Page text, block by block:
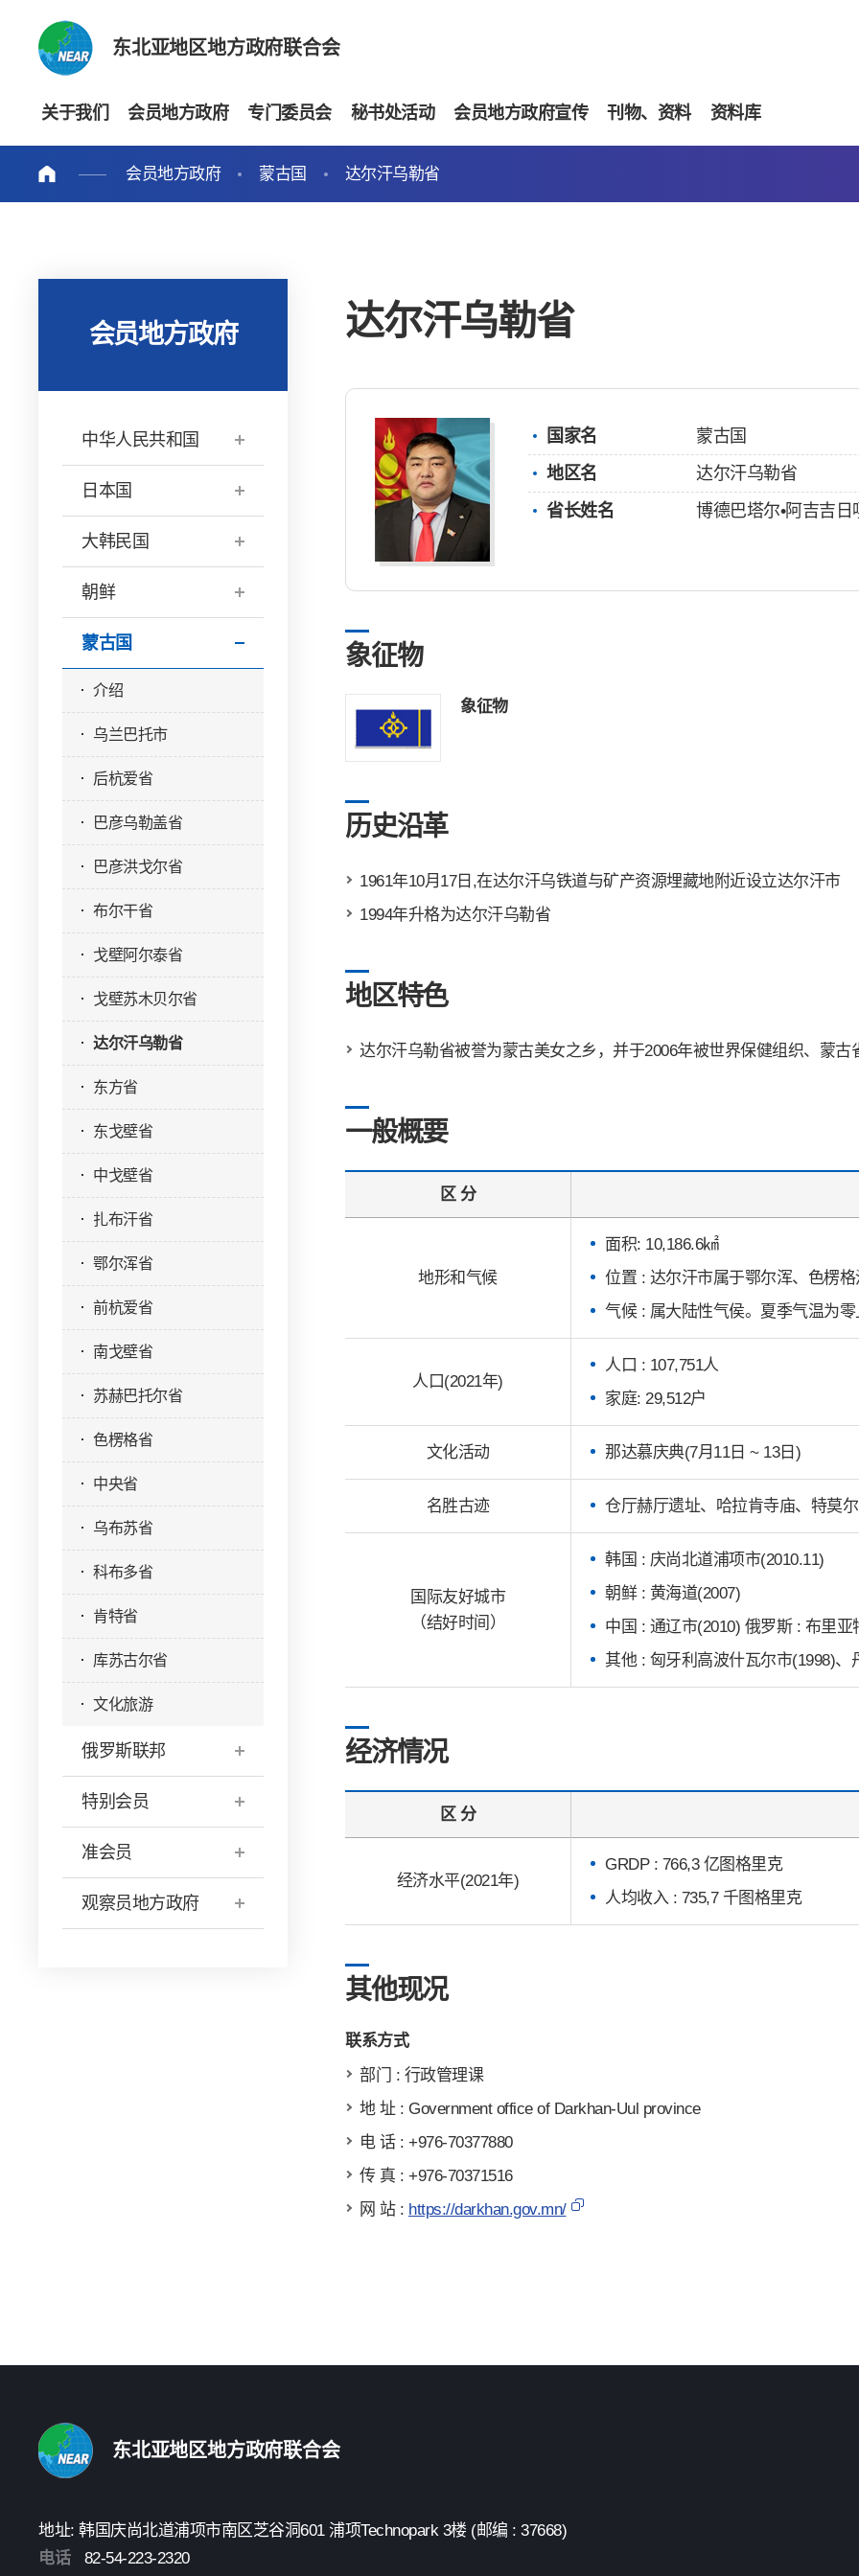
东北亚地区地方政府联合会
关于我们 会员地方政府 专门委员会 秘书处活动 会员地方政府宣传 刊物、资料 资料库
会员地方政府 蒙古国 达尔汗乌勒省
会员地方政府
中华人民共和国
日本国
大韩民国
朝鲜
蒙古国
介绍
乌兰巴托市
后杭爱省
巴彦乌勒盖省
巴彦洪戈尔省
布尔干省
戈壁阿尔泰省
戈壁苏木贝尔省
达尔汗乌勒省
东方省
东戈壁省
中戈壁省
扎布汗省
鄂尔浑省
前杭爱省
南戈壁省
苏赫巴托尔省
色楞格省
中央省
乌布苏省
科布多省
肯特省
库苏古尔省
文化旅游
俄罗斯联邦
特别会员
准会员
观察员地方政府
达尔汗乌勒省
国家名
蒙古国
地区名
达尔汗乌勒省
省长姓名
博德巴塔尔•阿吉吉日
象征物
象征物
历史沿革
1961年10月17日,在达尔汗乌铁道与矿产资源埋藏地附近设立达尔汗市
1994年升格为达尔汗乌勒省
地区特色
达尔汗乌勒省被誉为蒙古美女之乡，并于2006年被世界保健组织、蒙古
一般概要
区 分
地形和气候
面积: 10,186.6㎢
位置 : 达尔汗市属于鄂尔浑、色楞
气候 : 属大陆性气侯。夏季气温为
人口(2021年)
人口 : 107,751人
家庭: 29,512户
文化活动 那达慕庆典(7月11日 ~ 13日)
名胜古迹 仓厅赫厅遗址、哈拉肯寺庙、特莫
国际友好城市
（结好时间）
韩国 : 庆尚北道浦项市(2010.11)
朝鲜 : 黄海道(2007)
中国 : 通辽市(2010) 俄罗斯 : 布里
其他 : 匈牙利高波什瓦尔市(1998)
经济情况
区 分
经济水平(2021年)
GRDP : 766,3 亿图格里克
人均收入 : 735,7 千图格里克
其他现况
联系方式
部门 : 行政管理课
地 址 : Government office of Darkhan-Uul province
电 话 : +976-70377880
传 真 : +976-70371516
网 站 : https://darkhan.gov.mn/
东北亚地区地方政府联合会
地址: 韩国庆尚北道浦项市南区芝谷洞601 浦项Technopark 3楼 (邮编 : 37668)
电话
82-54-223-2320